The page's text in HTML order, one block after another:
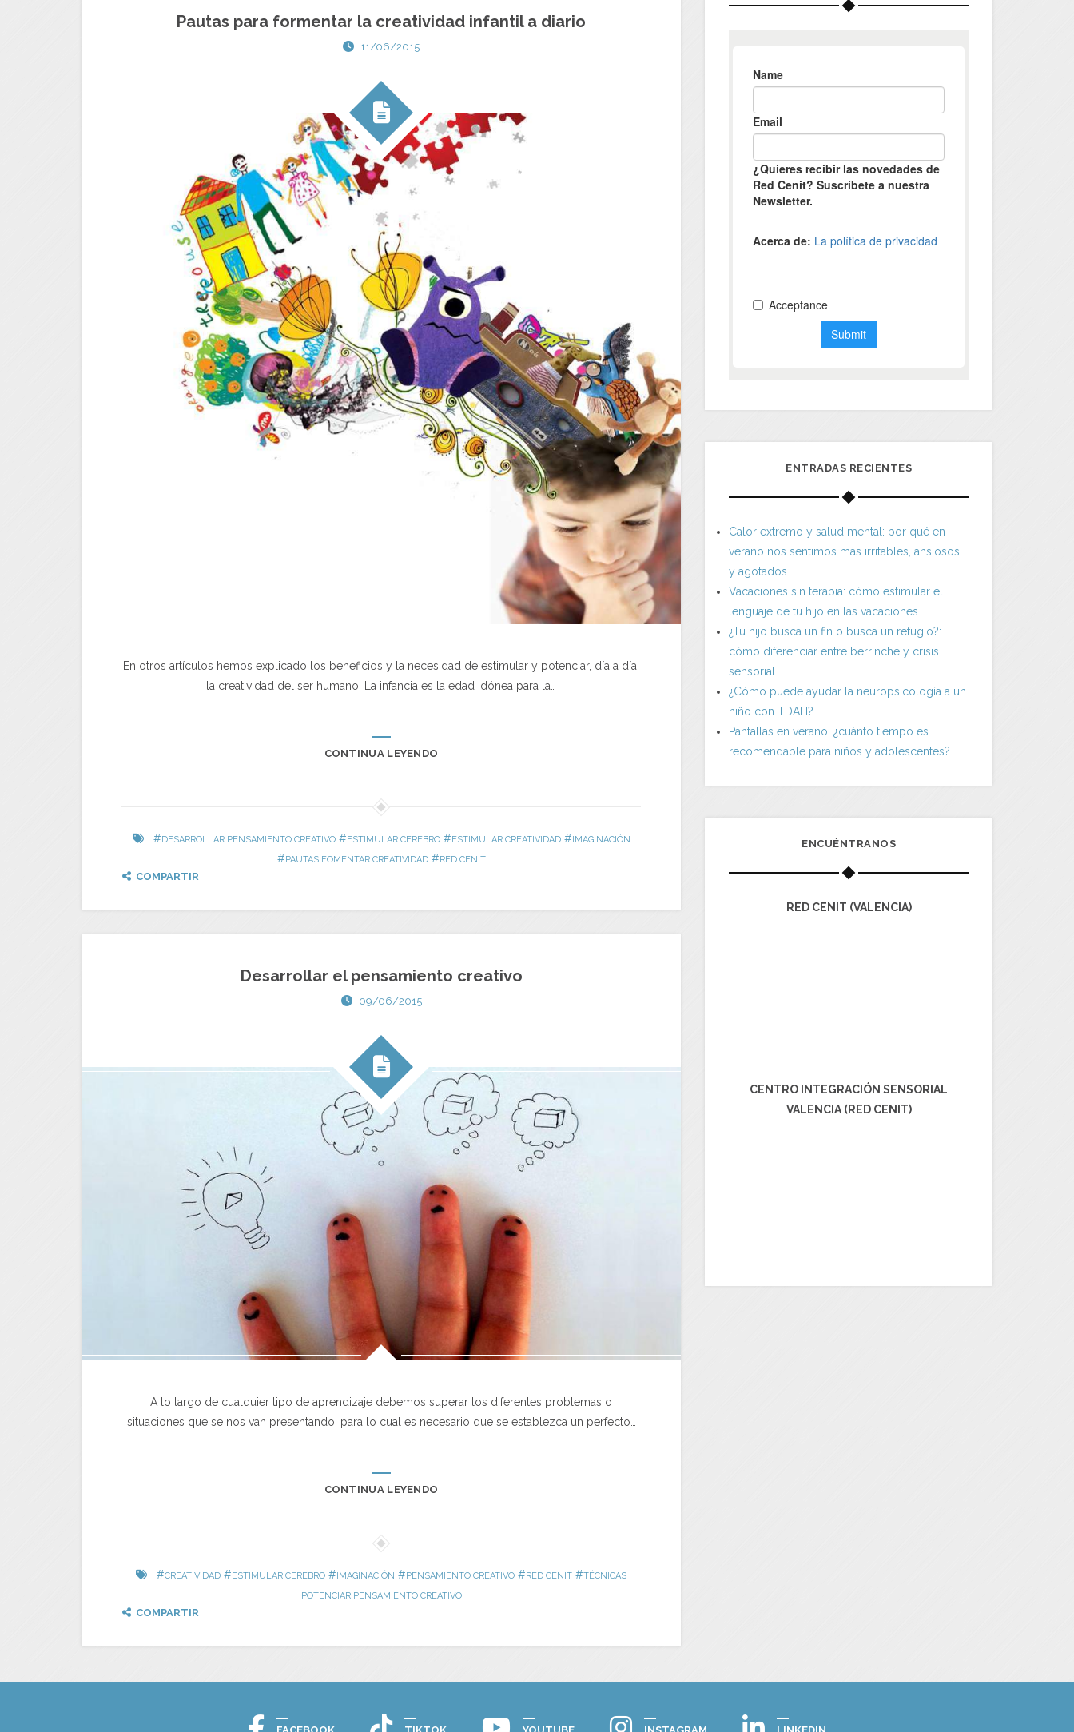
Pautas para formentar la creatividad infantil a diario
11/06/2015
En otros artículos hemos explicado los beneficios y la necesidad de estimular y potenciar, día a día,
la creatividad del ser humano. La infancia es la edad idónea para la…
CONTINUA LEYENDO
# DESARROLLAR PENSAMIENTO CREATIVO# ESTIMULAR CEREBRO# ESTIMULAR CREATIVIDAD# IMAGINACIÓN
# PAUTAS FOMENTAR CREATIVIDAD# RED CENIT
COMPARTIR
Desarrollar el pensamiento creativo
09/06/2015
A lo largo de cualquier tipo de aprendizaje debemos superar los diferentes problemas o
situaciones que se nos van presentando, para lo cual es necesario que se establezca un perfecto…
CONTINUA LEYENDO
#CREATIVIDAD # ESTIMULAR CEREBRO # IMAGINACIÓN # PENSAMIENTO CREATIVO # RED CENIT #TÉCNICAS
POTENCIAR PENSAMIENTO CREATIVO
COMPARTIR
ENTRADAS RECIENTES
Calor extremo y salud mental: por qué en
verano nos sentimos más irritables, ansiosos
y agotados
Vacaciones sin terapia: cómo estimular el
lenguaje de tu hijo en las vacaciones
¿Tu hijo busca un fin o busca un refugio?:
cómo diferenciar entre berrinche y crisis
sensorial
¿Cómo puede ayudar la neuropsicología a un
niño con TDAH?
Pantallas en verano: ¿cuánto tiempo es
recomendable para niños y adolescentes?
ENCUÉNTRANOS
RED CENIT (VALENCIA)
CENTRO INTEGRACIÓN SENSORIAL
VALENCIA (RED CENIT)